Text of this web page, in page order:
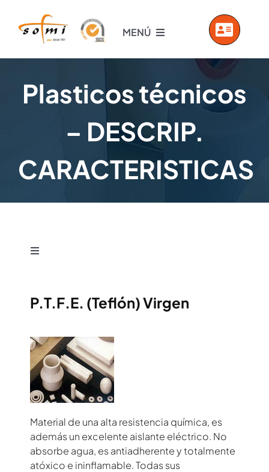
contenido
MENÚ
EMPRESA
SERVICIOS
Plasticos técnicos
– DESCRIP.
CARACTERISTICAS
Toggle
Descrip. caracteristicas
Propiedad Fisica
P.T.F.E. (Teflón) Virgen
Material de una alta resistencia química, es
además un excelente aislante eléctrico. No
absorbe agua, es antiadherente y totalmente
atóxico e ininflamable. Todas sus